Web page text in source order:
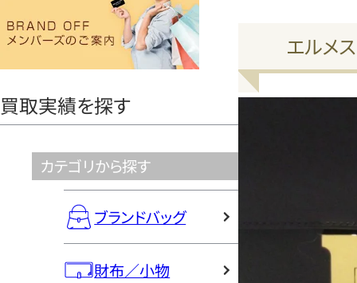
ヤ
買取実績を探す
カテゴリから探す
ブランドバッグ
財布／小物
エルメ